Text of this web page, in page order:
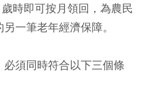
時即可按月領回，為農民
一筆老年經濟保障。
須同時符合以下三個條